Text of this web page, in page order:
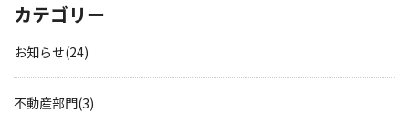
カテゴリー
お知らせ(24)
不動産部門(3)